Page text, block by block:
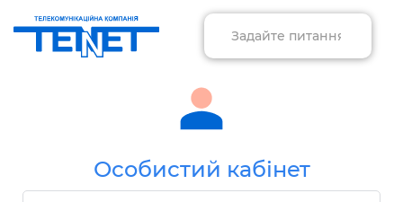
Особистий кабінет